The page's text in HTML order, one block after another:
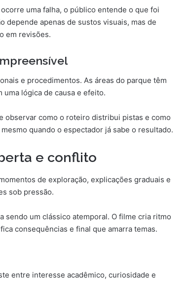
uma falha, o público entende o que foi
depende apenas de sustos visuais, mas de
em revisões.
e procedimentos. As áreas do parque têm
lógica de causa e efeito.
observar como o roteiro distribui pistas e como
quando o espectador já sabe o resultado.
e conflito
de exploração, explicações graduais e
sob pressão.
sendo um clássico atemporal. O filme cria ritmo
consequências e final que amarra temas.
entre interesse acadêmico, curiosidade e